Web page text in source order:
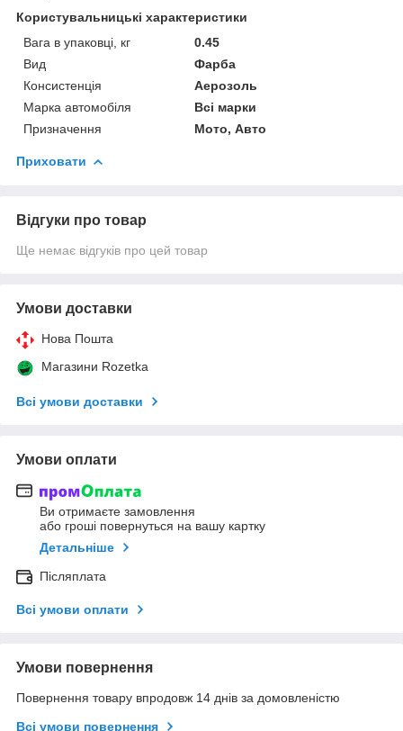
Користувальницькі характеристики
Вага в упаковці, кг
0.45
Вид
Фарба
Консистенція
Аерозоль
Марка автомобіля
Всі марки
Призначення
Мото, Авто
Приховати
Відгуки про товар
Ще немає відгуків про цей товар
Умови доставки
Нова Пошта
Магазини Rozetka
Всі умови доставки
Умови оплати
Ви отримаєте замовлення
або гроші повернуться на вашу картку
Детальніше
Післяплата
Всі умови оплати
Умови повернення
Повернення товару впродовж 14 днів за домовленістю
Всі умови повернення